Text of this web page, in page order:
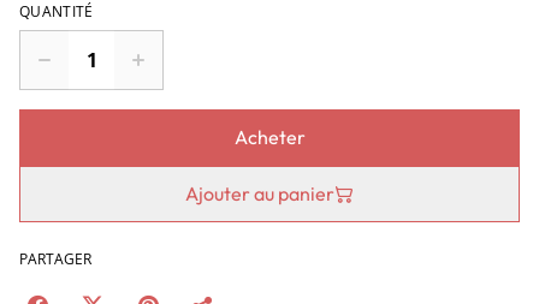
QUANTITÉ
Acheter
Ajouter au panier
PARTAGER